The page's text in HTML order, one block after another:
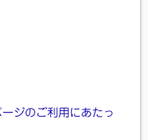
ジのご利用にあたっ